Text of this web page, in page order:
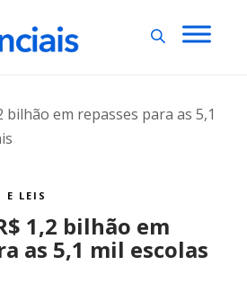
E LEIS
1,2 bilhão em
as 5,1 mil escolas